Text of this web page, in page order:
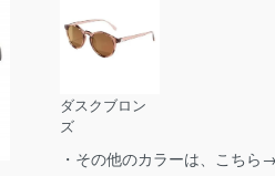
ダスクブロン
ズ
・その他のカラーは、こちら→